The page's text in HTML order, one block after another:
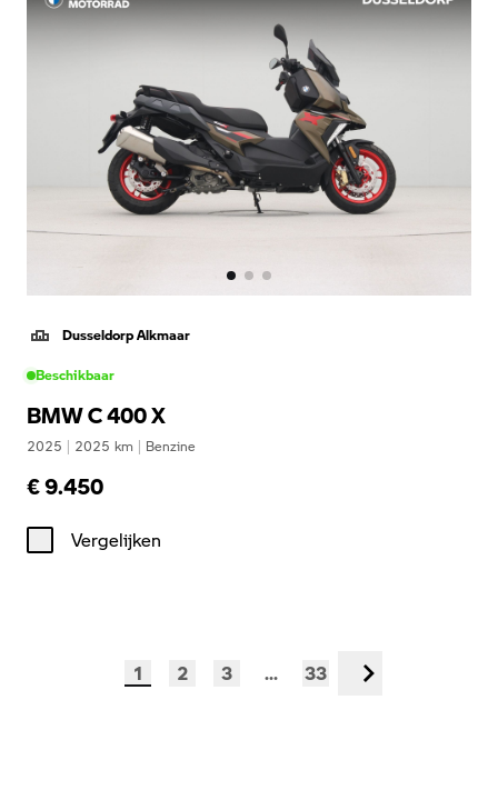
Dusseldorp Alkmaar
Beschikbaar
BMW C 400 X
2025 | 2025 km | Benzine
€ 9.450
Vergelijken
1 2 3 ... 33 Volgende